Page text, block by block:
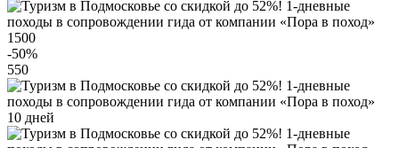
1500
-50%
550
10 дней